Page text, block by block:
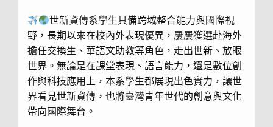
世新資傳系學生具備跨域整合能力與國際視
野，長期以來在校內外表現優異，屢屢獲選赴海外
擔任交換生、華語文助教等角色，走出世新、放眼
世界。無論是在課堂表現、語言能力，還是數位創
作與科技應用上，本系學生都展現出色實力，讓世
界看見世新資傳，也將臺灣青年世代的創意與文化
帶向國際舞台。